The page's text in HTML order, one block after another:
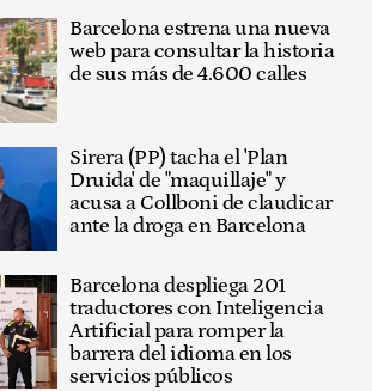
Barcelona estrena una nueva
web para consultar la historia
de sus más de 4.600 calles
Sirera (PP) tacha el 'Plan
Druida' de "maquillaje" y
acusa a Collboni de claudicar
ante la droga en Barcelona
Barcelona despliega 201
traductores con Inteligencia
Artificial para romper la
barrera del idioma en los
servicios públicos